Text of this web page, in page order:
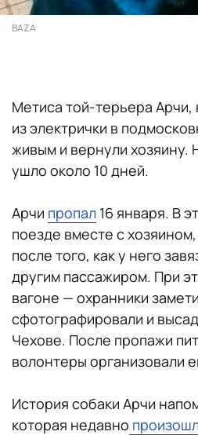
BAZA
Метиса той-терьера Арчи,
из электрички в
живым и вернули хозяину.
ушло около 10 дней.
Арчи пропал 16 января. В
поезде вместе с
после того, как у него
другим пассажиром. При
вагоне — охранники
сфотографировали и
Чехове. После пропажи
волонтеры организовали
История собаки Арчи
которая недавно